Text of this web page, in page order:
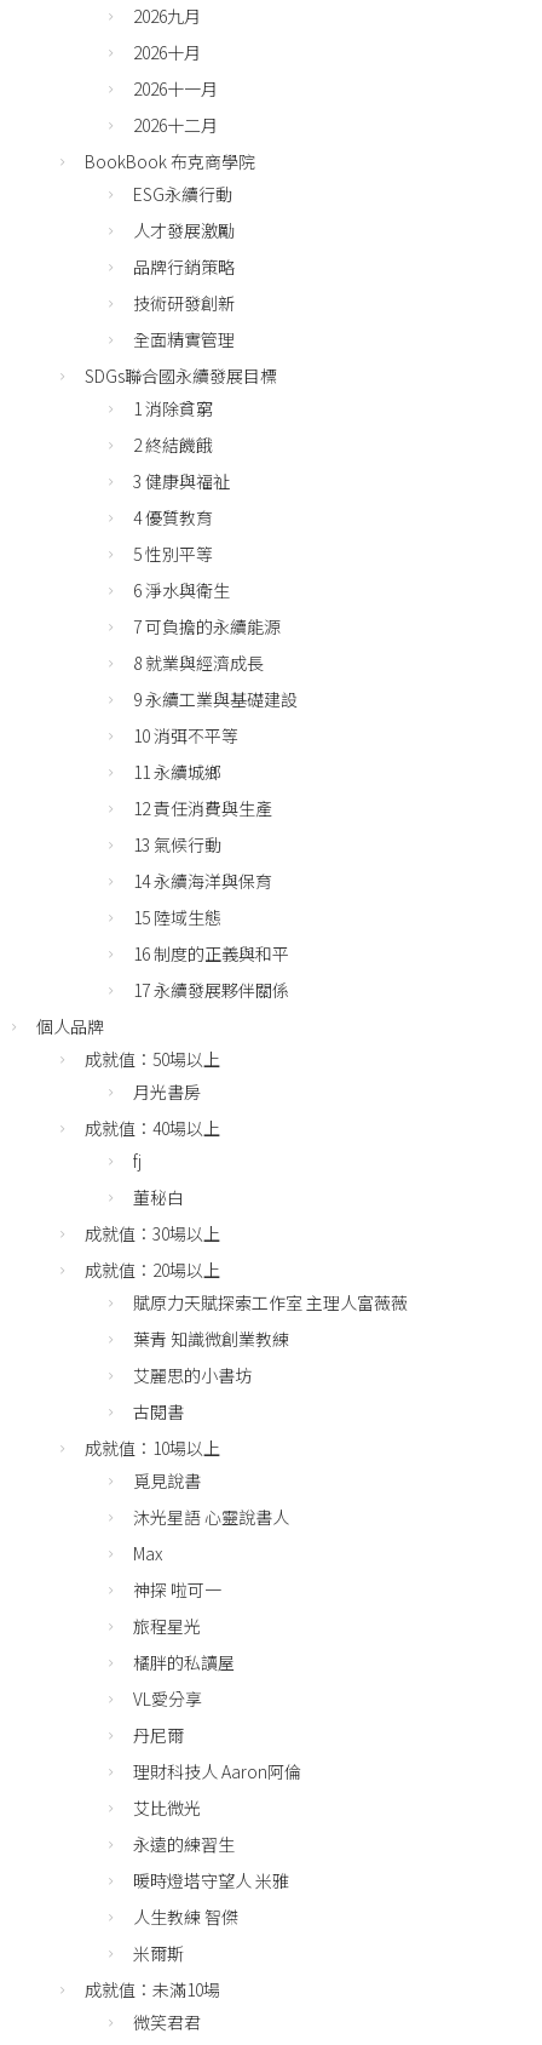
2026九月
2026十月
2026十一月
2026十二月
BookBook 布克商學院
ESG永續行動
人才發展激勵
品牌行銷策略
技術研發創新
全面精實管理
SDGs聯合國永續發展目標
1 消除貧窮
2 終結饑餓
3 健康與福祉
4 優質教育
5 性別平等
6 淨水與衛生
7 可負擔的永續能源
8 就業與經濟成長
9 永續工業與基礎建設
10 消弭不平等
11 永續城鄉
12 責任消費與生產
13 氣候行動
14 永續海洋與保育
15 陸域生態
16 制度的正義與和平
17 永續發展夥伴關係
個人品牌
成就值：50場以上
月光書房
成就值：40場以上
fj
董秘白
成就值：30場以上
成就值：20場以上
賦原力天賦探索工作室 主理人富薇薇
葉青 知識微創業教練
艾麗思的小書坊
古閱書
成就值：10場以上
覓見說書
沐光星語 心靈說書人
Max
神探 啦可一
旅程星光
橘胖的私讀屋
VL愛分享
丹尼爾
理財科技人 Aaron阿倫
艾比微光
永遠的練習生
暖時燈塔守望人 米雅
人生教練 智傑
米爾斯
成就值：未滿10場
微笑君君